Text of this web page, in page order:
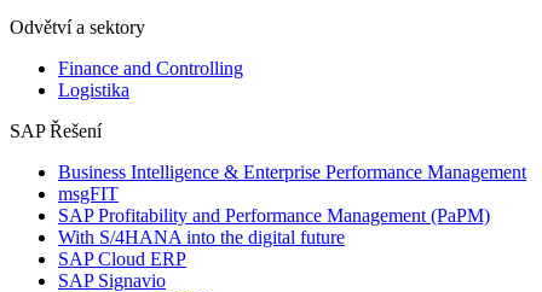
Odvětví a sektory
Finance and Controlling
Logistika
SAP Řešení
Business Intelligence & Enterprise Performance Management
msgFIT
SAP Profitability and Performance Management (PaPM)
With S/4HANA into the digital future
SAP Cloud ERP
SAP Signavio